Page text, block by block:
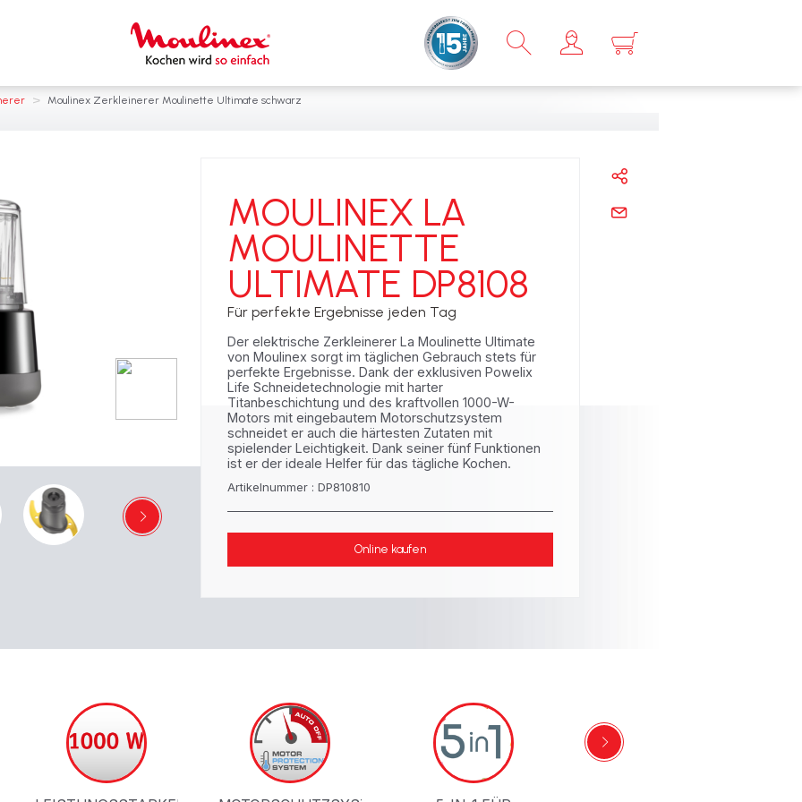
×
> Moulinex Zerkleinerer Moulinette Ultimate schwarz
MOULINEX LA
MOULINETTE
ULTIMATE DP8108
Für perfekte Ergebnisse jeden Tag
Der elektrische Zerkleinerer La Moulinette Ultimate
von Moulinex sorgt im täglichen Gebrauch stets für
perfekte Ergebnisse. Dank der exklusiven Powelix
Life Schneidetechnologie mit harter
Titanbeschichtung und des kraftvollen 1000-W-
Motors mit eingebautem Motorschutzsystem
schneidet er auch die härtesten Zutaten mit
spielender Leichtigkeit. Dank seiner fünf Funktionen
ist er der ideale Helfer für das tägliche Kochen.
Artikelnummer : DP810810
Online kaufen